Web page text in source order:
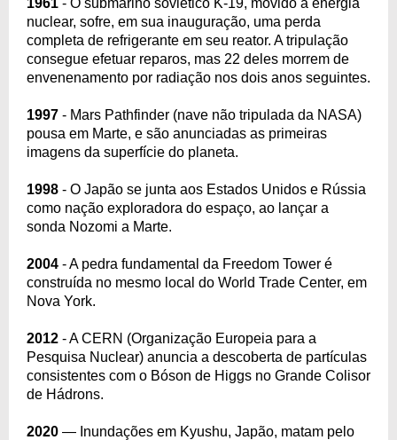
nuclear, sofre, em sua inauguração, uma perda
completa de refrigerante em seu reator. A tripulação
consegue efetuar reparos, mas 22 deles morrem de
envenenamento por radiação nos dois anos seguintes.
1997 - Mars Pathfinder (nave não tripulada da NASA)
pousa em Marte, e são anunciadas as primeiras
imagens da superfície do planeta.
1998 - O Japão se junta aos Estados Unidos e Rússia
como nação exploradora do espaço, ao lançar a
sonda Nozomi a Marte.
2004 - A pedra fundamental da Freedom Tower é
construída no mesmo local do World Trade Center, em
Nova York.
2012 - A CERN (Organização Europeia para a
Pesquisa Nuclear) anuncia a descoberta de partículas
consistentes com o Bóson de Higgs no Grande Colisor
de Hádrons.
2020 — Inundações em Kyushu, Japão, matam pelo